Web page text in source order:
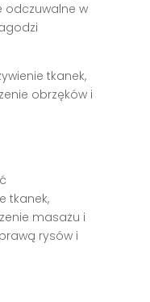
odczuwalne w
tkanek,
obrzęków i
tkanek,
masażu i
rysów i